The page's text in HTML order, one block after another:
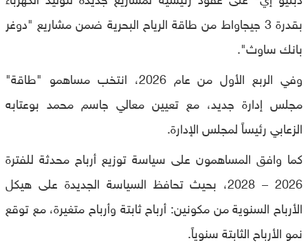
بقدرة 3 جيجاواط من طاقة الرياح البحرية ضمن مشاريع "دوغر
بانك ساوث".
وفي الربع الأول من عام 2026، انتخب مساهمو "طاقة"
مجلس إدارة جديد، مع تعيين معالي جاسم محمد بوعتابه
الزعابي رئيساً لمجلس الإدارة.
كما وافق المساهمون على سياسة توزيع أرباح محدثة للفترة
2026 – 2028، بحيث تحافظ السياسة الجديدة على هيكل
الأرباح السنوية من مكونين: أرباح ثابتة وأرباح متغيرة، مع توقع
نمو الأرباح الثابتة سنوياً.